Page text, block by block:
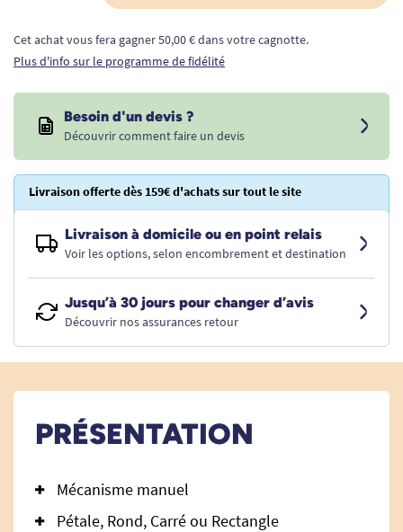
Cet achat vous fera gagner 50,00 € dans votre cagnotte.
Plus d'info sur le programme de fidélité
Besoin d'un devis ?
Découvrir comment faire un devis
Livraison offerte dès 159€ d'achats sur tout le site
Livraison à domicile ou en point relais
Voir les options, selon encombrement et destination
Jusqu’à 30 jours pour changer d’avis
Découvrir nos assurances retour
PRÉSENTATION
Mécanisme manuel
Pétale, Rond, Carré ou Rectangle